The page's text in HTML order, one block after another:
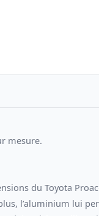
mesure.
du Toyota
l’aluminium lui